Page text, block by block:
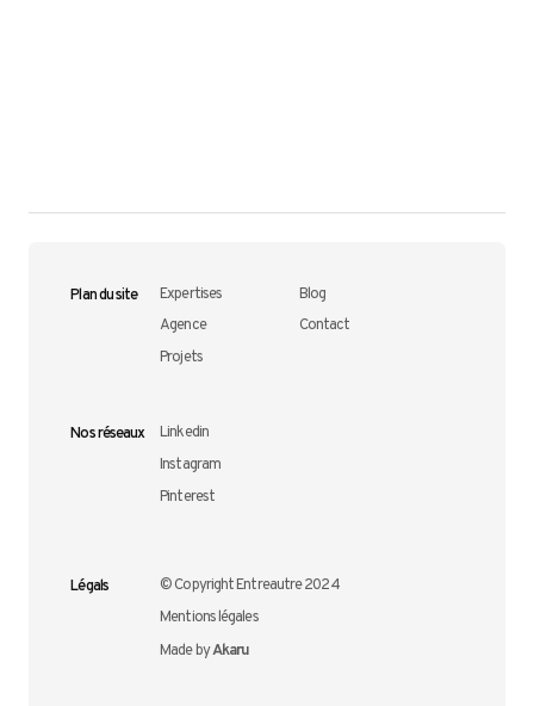
Plan du site
Expertises
Agence
Projets
Blog
Contact
Nos réseaux
Linkedin
Instagram
Pinterest
Légals
© Copyright Entreautre 2024
Mentions légales
Made byAkaru